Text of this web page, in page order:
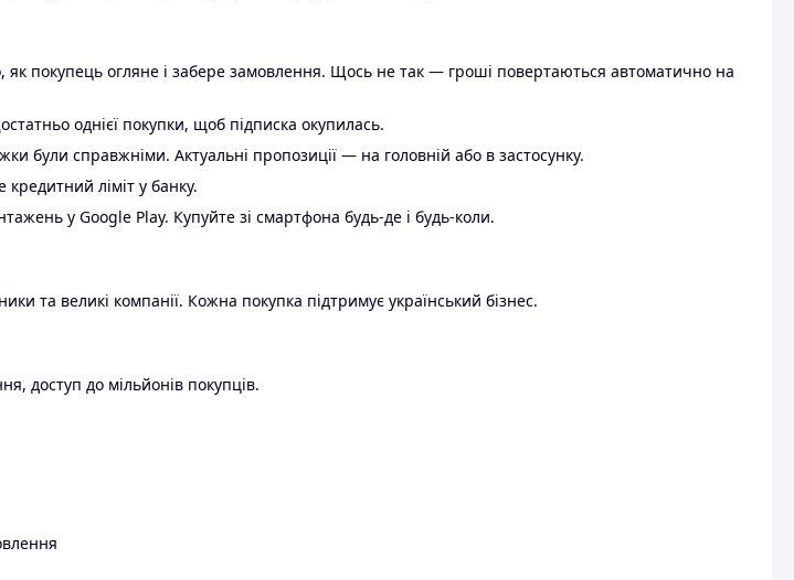
покупець огляне і забере замовлення. Щось не так — гроші повертаються автоматично на
однієї покупки, щоб підписка окупилась.
були справжніми. Актуальні пропозиції — на головній або в застосунку.
ліміт у банку.
у Google Play. Купуйте зі смартфона будь-де і будь-коли.
та великі компанії. Кожна покупка підтримує український бізнес.
доступ до мільйонів покупців.